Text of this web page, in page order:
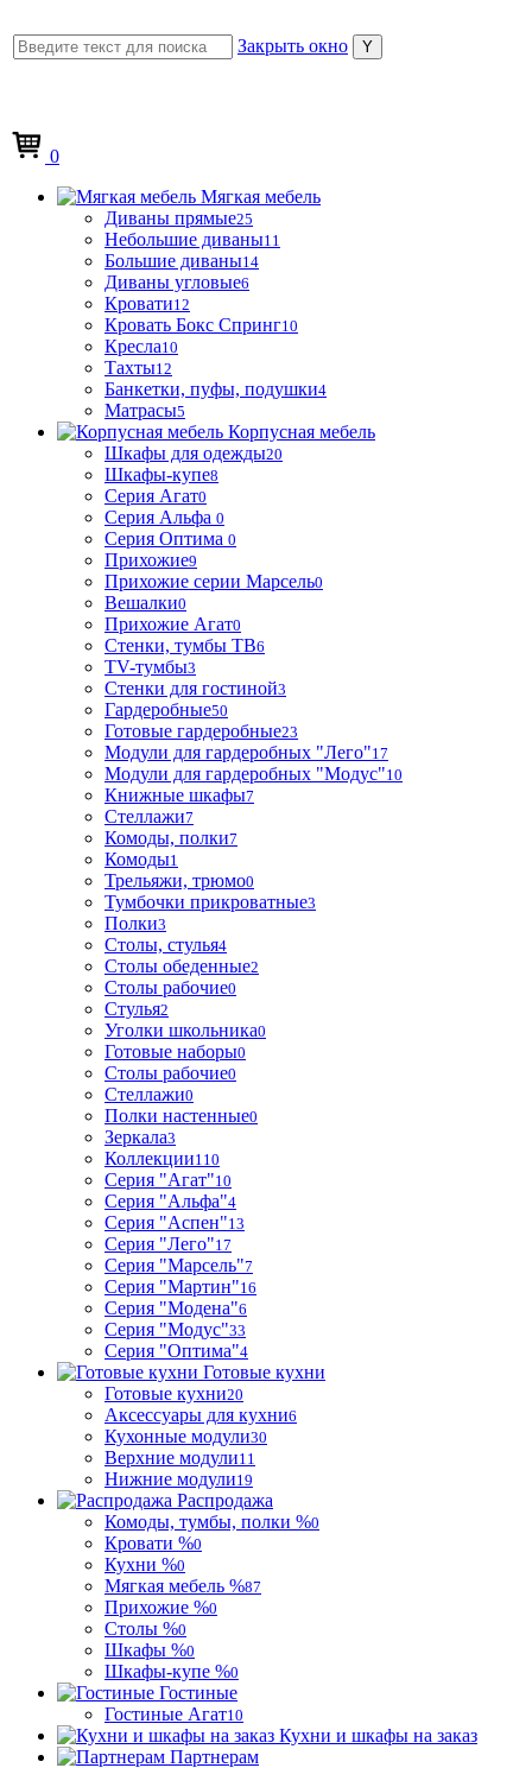
Закрыть окно
0
Мягкая мебель
Диваны прямые25
Небольшие диваны11
Большие диваны14
Диваны угловые6
Кровати12
Кровать Бокс Спринг10
Кресла10
Тахты12
Банкетки, пуфы, подушки4
Матрасы5
Корпусная мебель
Шкафы для одежды20
Шкафы-купе8
Серия Агат0
Серия Альфа 0
Серия Оптима 0
Прихожие9
Прихожие серии Марсель0
Вешалки0
Прихожие Агат0
Стенки, тумбы ТВ6
TV-тумбы3
Стенки для гостиной3
Гардеробные50
Готовые гардеробные23
Модули для гардеробных "Лего"17
Модули для гардеробных "Модус"10
Книжные шкафы7
Стеллажи7
Комоды, полки7
Комоды1
Трельяжи, трюмо0
Тумбочки прикроватные3
Полки3
Столы, стулья4
Столы обеденные2
Столы рабочие0
Стулья2
Уголки школьника0
Готовые наборы0
Столы рабочие0
Стеллажи0
Полки настенные0
Зеркала3
Коллекции110
Серия "Агат"10
Серия "Альфа"4
Серия "Аспен"13
Серия "Лего"17
Серия "Марсель"7
Серия "Мартин"16
Серия "Модена"6
Серия "Модус"33
Серия "Оптима"4
Готовые кухни
Готовые кухни20
Аксессуары для кухни6
Кухонные модули30
Верхние модули11
Нижние модули19
Распродажа
Комоды, тумбы, полки %0
Кровати %0
Кухни %0
Мягкая мебель %87
Прихожие %0
Столы %0
Шкафы %0
Шкафы-купе %0
Гостиные
Гостиные Агат10
Кухни и шкафы на заказ
Партнерам